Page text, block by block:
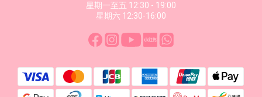
星期一至五 12:30 - 19:00
星期六 12:30-16:00